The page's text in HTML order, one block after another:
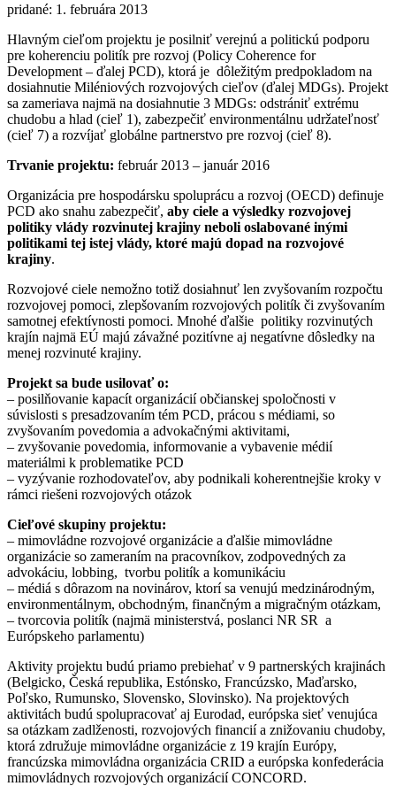
pridané: 1. februára 2013
Hlavným cieľom projektu je posilniť verejnú a politickú podporu
pre koherenciu politík pre rozvoj (Policy Coherence for
Development – ďalej PCD), ktorá je dôležitým predpokladom na
dosiahnutie Miléniových rozvojových cieľov (ďalej MDGs). Projekt
sa zameriava najmä na dosiahnutie 3 MDGs: odstrániť extrému
chudobu a hlad (cieľ 1), zabezpečiť environmentálnu udržateľnosť
(cieľ 7) a rozvíjať globálne partnerstvo pre rozvoj (cieľ 8).
Trvanie projektu: február 2013 – január 2016
Organizácia pre hospodársku spoluprácu a rozvoj (OECD) definuje
PCD ako snahu zabezpečiť, aby ciele a výsledky rozvojovej
politiky vlády rozvinutej krajiny neboli oslabované inými
politikami tej istej vlády, ktoré majú dopad na rozvojové
krajiny.
Rozvojové ciele nemožno totiž dosiahnuť len zvyšovaním rozpočtu
rozvojovej pomoci, zlepšovaním rozvojových politík či zvyšovaním
samotnej efektívnosti pomoci. Mnohé ďalšie politiky rozvinutých
krajín najmä EÚ majú závažné pozitívne aj negatívne dôsledky na
menej rozvinuté krajiny.
Projekt sa bude usilovať o:
– posilňovanie kapacít organizácií občianskej spoločnosti v
súvislosti s presadzovaním tém PCD, prácou s médiami, so
zvyšovaním povedomia a advokačnými aktivitami,
– zvyšovanie povedomia, informovanie a vybavenie médií
materiálmi k problematike PCD
– vyzývanie rozhodovateľov, aby podnikali koherentnejšie kroky v
rámci riešeni rozvojových otázok
Cieľové skupiny projektu:
– mimovládne rozvojové organizácie a ďalšie mimovládne
organizácie so zameraním na pracovníkov, zodpovedných za
advokáciu, lobbing, tvorbu politík a komunikáciu
– médiá s dôrazom na novinárov, ktorí sa venujú medzinárodným,
environmentálnym, obchodným, finančným a migračným otázkam,
– tvorcovia politík (najmä ministerstvá, poslanci NR SR a
Európskeho parlamentu)
Aktivity projektu budú priamo prebiehať v 9 partnerských krajinách
(Belgicko, Česká republika, Estónsko, Francúzsko, Maďarsko,
Poľsko, Rumunsko, Slovensko, Slovinsko). Na projektových
aktivitách budú spolupracovať aj Eurodad, európska sieť venujúca
sa otázkam zadlženosti, rozvojových financií a znižovaniu chudoby,
ktorá združuje mimovládne organizácie z 19 krajín Európy,
francúzska mimovládna organizácia CRID a európska konfederácia
mimovládnych rozvojových organizácií CONCORD.